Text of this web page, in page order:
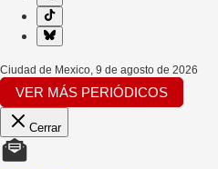
Ciudad de Mexico, 9 de agosto de 2026
VER MÁS PERIÓDICOS
Cerrar